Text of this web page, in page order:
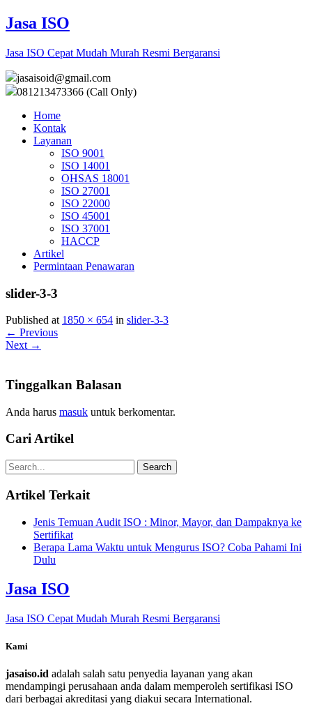
Jasa ISO
Jasa ISO Cepat Mudah Murah Resmi Bergaransi
jasaisoid@gmail.com
081213473366 (Call Only)
Home
Kontak
Layanan
ISO 9001
ISO 14001
OHSAS 18001
ISO 27001
ISO 22000
ISO 45001
ISO 37001
HACCP
Artikel
Permintaan Penawaran
slider-3-3
Published at 1850 × 654 in slider-3-3
← Previous
Next →
Tinggalkan Balasan
Anda harus masuk untuk berkomentar.
Cari Artikel
Artikel Terkait
Jenis Temuan Audit ISO : Minor, Mayor, dan Dampaknya ke
Sertifikat
Berapa Lama Waktu untuk Mengurus ISO? Coba Pahami Ini
Dulu
Jasa ISO
Jasa ISO Cepat Mudah Murah Resmi Bergaransi
Kami
jasaiso.id adalah salah satu penyedia layanan yang akan
mendampingi perusahaan anda dalam memperoleh sertifikasi ISO
dari berbagai akreditasi yang diakui secara International.